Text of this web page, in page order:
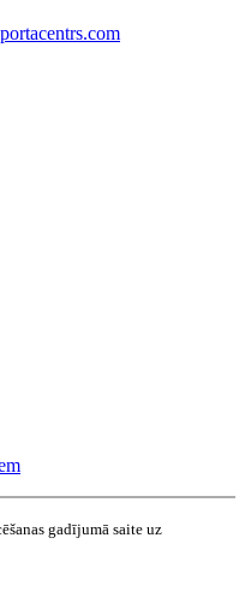
gadījumā saite uz